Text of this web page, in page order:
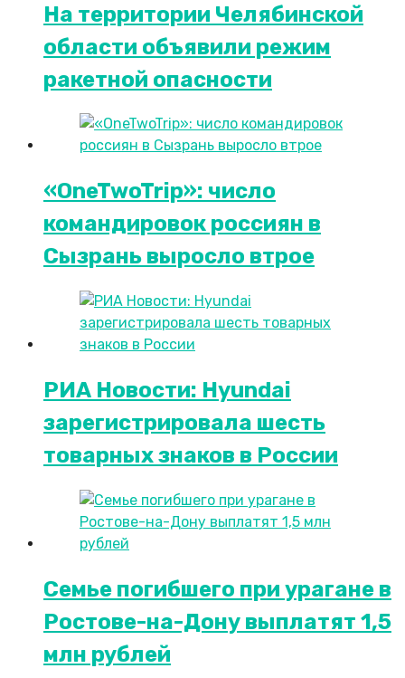
На территории Челябинской
области объявили режим
ракетной опасности
«OneTwoTrip»: число
командировок россиян в
Сызрань выросло втрое
РИА Новости: Hyundai
зарегистрировала шесть
товарных знаков в России
Семье погибшего при урагане в
Ростове-на-Дону выплатят 1,5
млн рублей